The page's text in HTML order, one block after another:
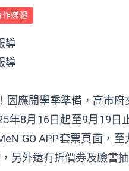
作媒體
導
導
因應開學季準備，高市
年8月16日起至9月19日
GO APP套票頁面，
另外還有折價券及臉書